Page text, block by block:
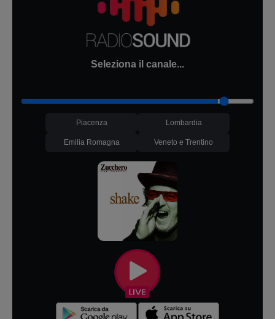
Seleziona il canale...
Piacenza Lombardia
Emilia Romagna Veneto e Trentino